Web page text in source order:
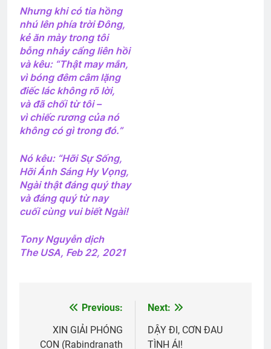
2 Years Ago
Hội Oregon Thăm CSVSQ Cao Văn Lợi
K21
2 Years Ago
Trung Đoàn 44 Sư Đoàn 23 BB VNCH
Vẫy tay ngậm ngùi
2 Years Ago
MỘT THỜI ĐỂ TIN (B.J. Morbitzer)
3 Years Ago
SỰ THẬT BỊ CHE GIẤU (Rabindranath
Tagore)
3 Years Ago
Nhưng khi có tia hồng
nhú lên phía trời Đông,
kẻ ăn mày trong tôi
bỗng nhảy cẩng liên hồi
và kêu: “Thật may mắn,
vì bóng đêm câm lặng
điếc lác không rõ lời,
và đã chối từ tôi –
vì chiếc rương của nó
không có gì trong đó.”
Nó kêu: “Hỡi Sự Sống,
Hỡi Ánh Sáng Hy Vọng,
Ngài thật đáng quý thay
và đáng quý từ nay
cuối cùng vui biết Ngài!
Tony Nguyễn dịch
The USA, Feb 22, 2021
navigation
Previous:
XIN GIẢI PHÓNG
CON (Rabindranath
Next:
DẬY ĐI, CƠN ĐAU
TÌNH ÁI!